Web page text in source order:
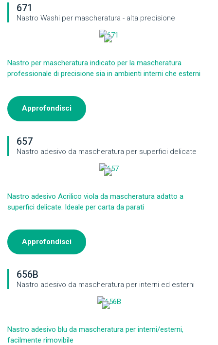
671
Nastro Washi per mascheratura - alta precisione
Nastro per mascheratura indicato per la mascheratura
professionale di precisione sia in ambienti interni che esterni
Approfondisci
657
Nastro adesivo da mascheratura per superfici delicate
Nastro adesivo Acrilico viola da mascheratura adatto a
superfici delicate. Ideale per carta da parati
Approfondisci
656B
Nastro adesivo da mascheratura per interni ed esterni
Nastro adesivo blu da mascheratura per interni/esterni,
facilmente rimovibile